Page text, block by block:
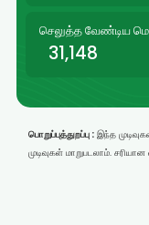
செலுத்த வேண்டிய
31,148
பொறுப்புத்துறப்பு :இந்த
முடிவுகள் மாறுபடலாம்.